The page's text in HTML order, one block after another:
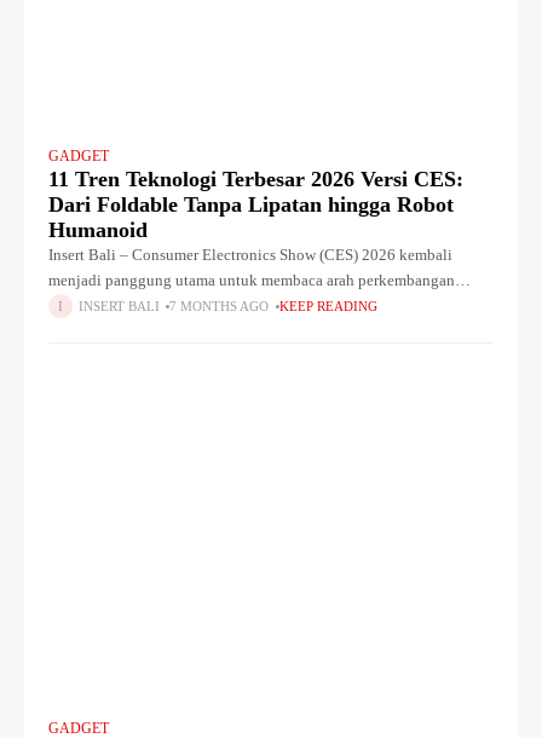
GADGET
11 Tren Teknologi Terbesar 2026 Versi CES:
Dari Foldable Tanpa Lipatan hingga Robot
Humanoid
Insert Bali – Consumer Electronics Show (CES) 2026 kembali
menjadi panggung utama untuk membaca arah perkembangan
teknologi global. Selain deretan gadget terbaik, pameran teknologi
INSERT BALI 7 MONTHS AGO KEEP READING
GADGET